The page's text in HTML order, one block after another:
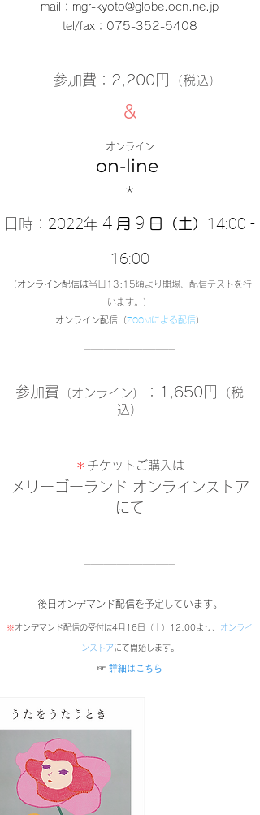
mail：mgr-kyoto@globe.ocn.ne.jp
tel/fax：075-352-5408
参加費 ：2,200円 （税込）
&
オンライン
on-line
*
日時 ： 2022年 4 月 9 日（土） 14:00 -
16:00
（オンライン配信は当日13:15頃より開場、配信テストを行
います。）
オンライン配信（ZOOMによる配信）
──────────────
参加費 （オンライン） ：1,650円
（税
込）
＊ チケットご購入は
メリーゴーランド オンラインストア
にて
──────────────
後日オンデマンド配信を予定しています。
※ オンデマンド配信の受付は4月16日（土）12:00より、 オンライ
ンストア にて開始します。
​☞ 詳細はこちら